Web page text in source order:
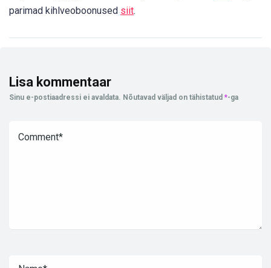
parimad kihlveoboonused siit.
Lisa kommentaar
Sinu e-postiaadressi ei avaldata. Nõutavad väljad on tähistatud *-ga